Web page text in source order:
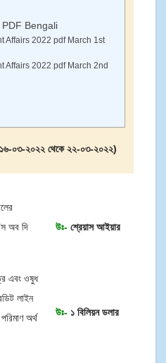
Bengali
Affairs 2022 pdf March 1st
Affairs 2022 pdf March 2nd
০৩-২০২২ থেকে ২২-০৩-২০২২)
অব দি
উঃ- শ্রেয়াস আইয়ার
এবং ওষুধ
লাইন
অর্থ
উঃ- ১ বিলিয়ন ডলার